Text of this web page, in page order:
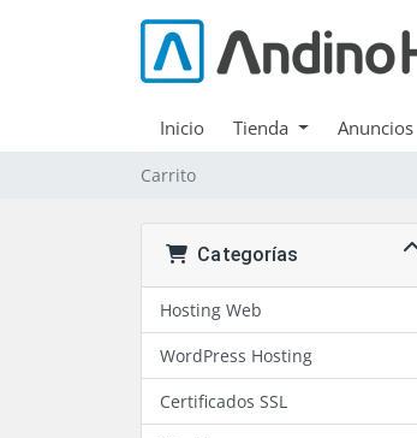
Inicio Tienda Anuncios
Carrito
Categorías
Hosting Web
WordPress Hosting
Certificados SSL